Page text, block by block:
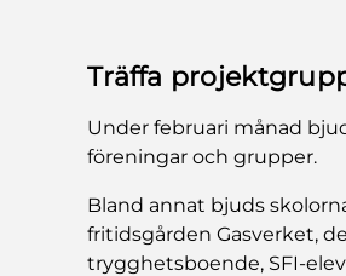
Träffa
Under februari månad
föreningar och grupper.
Bland annat bjuds
fritidsgården Gasverket,
trygghetsboende, SFI-